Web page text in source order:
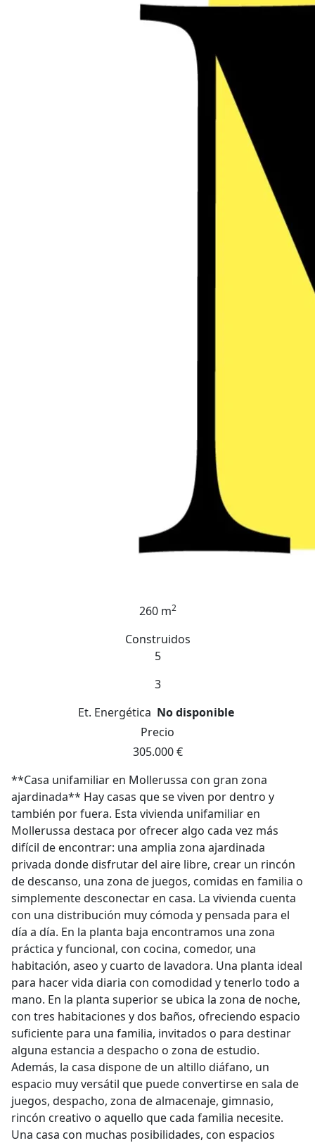
260 m2
Construidos
5
3
Et. Energética No disponible
Precio
305.000 €
**Casa unifamiliar en Mollerussa con gran zona
ajardinada** Hay casas que se viven por dentro y
también por fuera. Esta vivienda unifamiliar en
Mollerussa destaca por ofrecer algo cada vez más
difícil de encontrar: una amplia zona ajardinada
privada donde disfrutar del aire libre, crear un rincón
de descanso, una zona de juegos, comidas en familia o
simplemente desconectar en casa. La vivienda cuenta
con una distribución muy cómoda y pensada para el
día a día. En la planta baja encontramos una zona
práctica y funcional, con cocina, comedor, una
habitación, aseo y cuarto de lavadora. Una planta ideal
para hacer vida diaria con comodidad y tenerlo todo a
mano. En la planta superior se ubica la zona de noche,
con tres habitaciones y dos baños, ofreciendo espacio
suficiente para una familia, invitados o para destinar
alguna estancia a despacho o zona de estudio.
Además, la casa dispone de un altillo diáfano, un
espacio muy versátil que puede convertirse en sala de
juegos, despacho, zona de almacenaje, gimnasio,
rincón creativo o aquello que cada familia necesite.
Una casa con muchas posibilidades, con espacios